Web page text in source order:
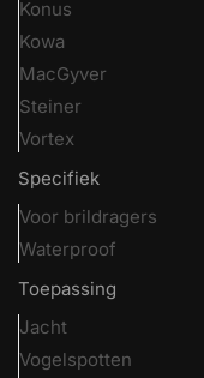
Konus
Kowa
MacGyver
Steiner
Vortex
Specifiek
Voor brildragers
Waterproof
Toepassing
Jacht
Vogelspotten